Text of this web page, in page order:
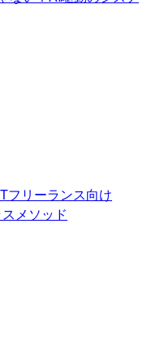
フリーランス向け
メソッド